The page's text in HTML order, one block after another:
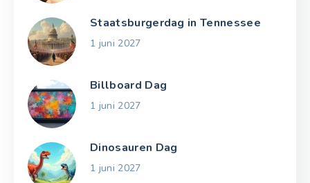
Staatsburgerdag in Tennessee
1 juni 2027
Billboard Dag
1 juni 2027
Dinosauren Dag
1 juni 2027